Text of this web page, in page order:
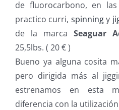
de fluorocarbono, en
practico curri, spinningy
de la marca Seaguar
25,5lbs. ( 20 € )
Bueno ya alguna cosita
pero dirigida más al
estrenamos en esta
diferencia con la